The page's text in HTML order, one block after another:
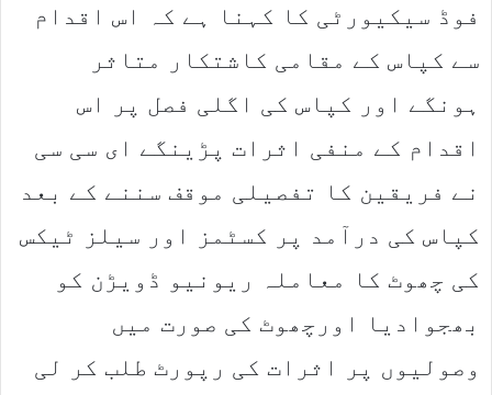
فوڈ سیکیورٹی کا کہنا ہے کہ اس اقدام
سے کپاس کے مقامی کاشتکار متاثر
ہونگے اور کپاس کی اگلی فصل پر اس
اقدام کے منفی اثرات پڑینگے ای سی سی
نے فریقین کا تفصیلی موقف سننے کے بعد
کپاس کی درآمد پر کسٹمز اور سیلز ٹیکس
کی چھوٹ کا معاملہ ریونیو ڈویڑن کو
بھجوادیا اورچھوٹ کی صورت میں
وصولیوں پر اثرات کی رپورٹ طلب کر لی